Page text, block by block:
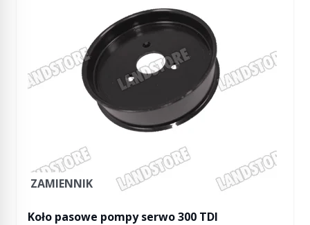
ZAMIENNIK
Koło pasowe pompy serwo 300 TDI